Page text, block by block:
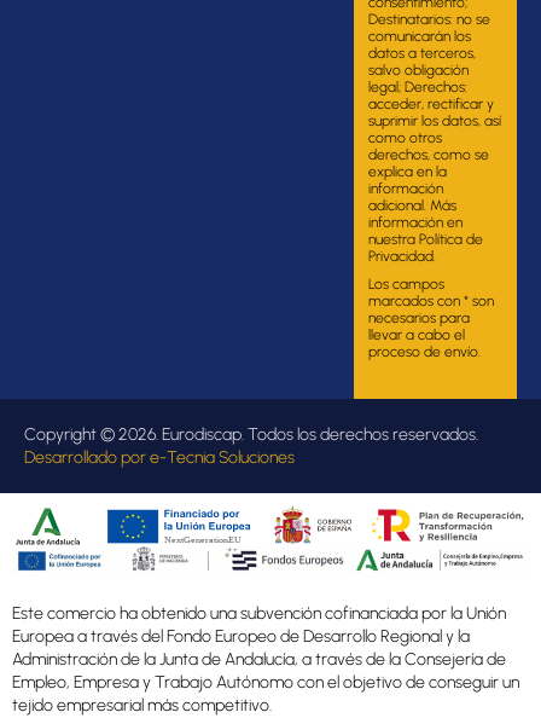
Destinatarios: no se
comunicarán los
datos a terceros,
salvo obligación
legal; Derechos:
acceder, rectificar y
suprimir los datos, así
como otros
derechos, como se
explica en la
información
adicional. Más
información en
nuestra Política de
Privacidad.
Los campos
marcados con * son
necesarios para
llevar a cabo el
proceso de envío.
Copyright © 2026. Eurodiscap. Todos los derechos reservados.
Desarrollado pore-Tecnia Soluciones
Este comercio ha obtenido una subvención cofinanciada por la Unión
Europea a través del Fondo Europeo de Desarrollo Regional y la
Administración de la Junta de Andalucía, a través de la Consejería de
Empleo, Empresa y Trabajo Autónomo con el objetivo de conseguir un
tejido empresarial más competitivo.